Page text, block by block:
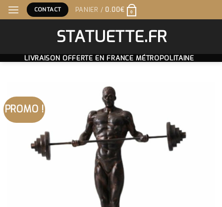
Skip
to
CONTACT PANIER / 0.00€ 0
STATUETTE.FR
LIVRAISON OFFERTE EN FRANCE MÉTROPOLITAINE
PROMO !